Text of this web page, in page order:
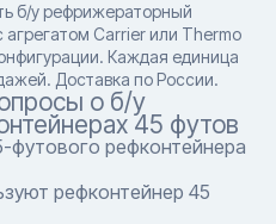
б/у рефрижераторный
агрегатом Carrier или Thermo
Каждая единица
Доставка по России.
о б/у
45 футов
рефконтейнера
рефконтейнер 45